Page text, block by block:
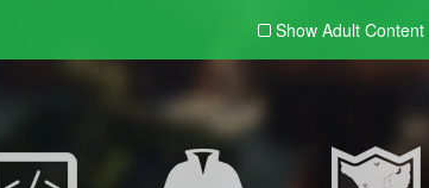
Show Adult Content